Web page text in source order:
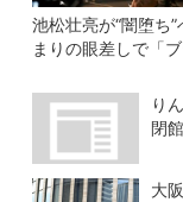
池松壮亮が“闇堕ち
まりの眼差しで「
吉がログイン」【
り
閉
大